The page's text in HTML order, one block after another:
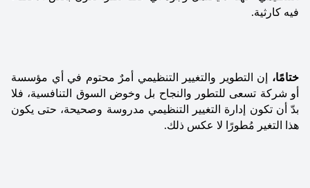
فيه كارثية.
ختامًا،
هذا التغير مُطورًا لا عكس ذلك.